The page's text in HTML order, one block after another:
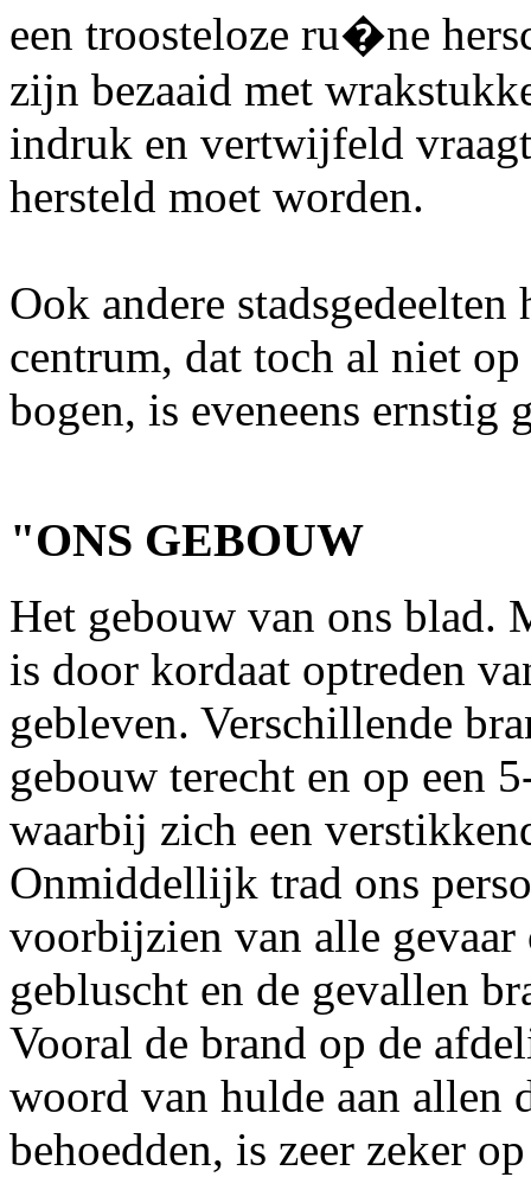
een troosteloze ru�ne
zijn bezaaid met
indruk en vertwijfeld
hersteld moet worden.
Ook andere
centrum, dat toch al niet
bogen, is eveneens ernstig
"ONS GEBOUW
Het gebouw van ons blad.
is door kordaat optreden
gebleven. Verschillende
gebouw terecht en op een
waarbij zich een
Onmiddellijk trad ons
voorbijzien van alle
gebluscht en de gevallen
Vooral de brand op de
woord van hulde aan allen
behoedden, is zeer zeker